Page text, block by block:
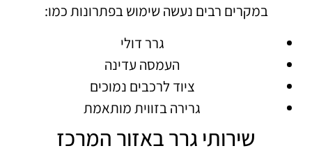
במקרים רבים נעשה שימוש בפתרונות כמו:
גרר דולי
העמסה עדינה
ציוד לרכבים נמוכים
גרירה בזווית מותאמת
שירותי גרר באזור המרכז